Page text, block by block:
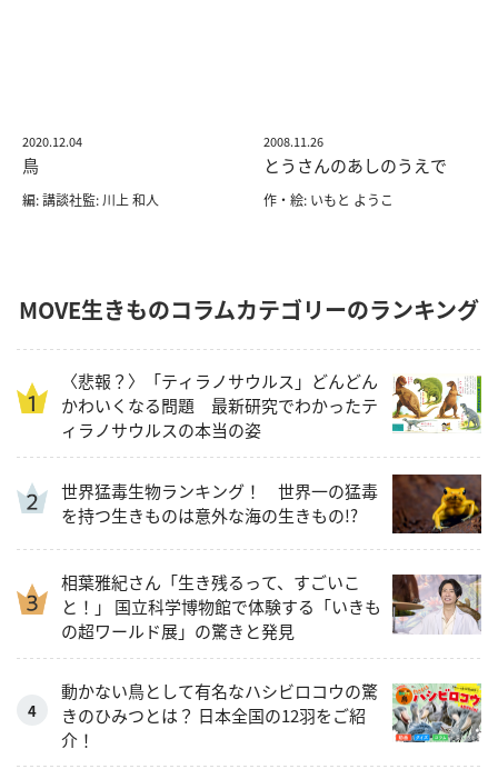
2020.12.04
鳥
編: 講談社監: 川上 和人
2008.11.26
とうさんのあしのうえで
作・絵: いもと ようこ
MOVE生きものコラムカテゴリーのランキング
〈悲報？〉「ティラノサウルス」どんどん
かわいくなる問題 最新研究でわかったテ
ィラノサウルスの本当の姿
世界猛毒生物ランキング！ 世界一の猛毒
を持つ生きものは意外な海の生きもの!?
相葉雅紀さん「生き残るって、すごいこ
と！」 国立科学博物館で体験する「いきも
の超ワールド展」の驚きと発見
動かない鳥として有名なハシビロコウの驚
きのひみつとは？ 日本全国の12羽をご紹
介！